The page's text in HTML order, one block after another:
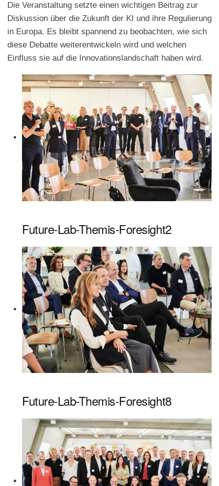
Die Veranstaltung setzte einen wichtigen Beitrag zur
Diskussion über die Zukunft der KI und ihre Regulierung
in Europa. Es bleibt spannend zu beobachten, wie sich
diese Debatte weiterentwickeln wird und welchen
Einfluss sie auf die Innovationslandschaft haben wird.
Future-Lab-Themis-Foresight2
Future-Lab-Themis-Foresight8